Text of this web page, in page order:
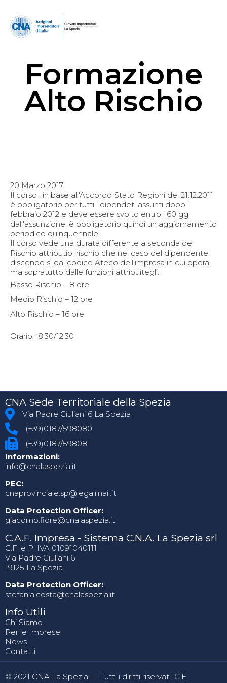
Formazione
Alto Rischio
20 Marzo 2017
Il corso , in base all'Accordo Stato Regioni del 21.12.2011
è obbligatorio per tutti i dipendeti assunti dopo il
febbraio 2012 e deve essere svolto entro i 60 gg
dall'assunzione, è obbligatorio quindi un aggiornamento
periodico quinquennale.
Il corso vede una durata differente a seconda del
Rischio attributio, rischio che nel caso del dipendente
discende sì dal codice Ateco dell'impresa in cui opera
ma sopratutto dalle funzioni attribuitegli.
Basso Rischio – 8 ore
Medio Rischio – 12 ore
Alto Rischio – 16 ore
Orario : 8.30/12.30
CNA Sede Territoriale della Spezia
Via Padre Giuliani 6 La Spezia
(+39)0187/598080
(+39)0187/598081
Informazioni:
info@cnalaspezia.it
PEC:
cnaprovinciale.sp@legalmail.it
Data Protection Officer:
giacomo.fiore@cnalaspezia.it
C.A.F. Impresa - Sistema C.N.A. La Spezia srl
C.F. e P. IVA 01091040111
Via Padre Giuliani 6
19125 La Spezia
Data Protection Officer:
stefania.costa@cnalaspezia.it
Info Utili
Chi Siamo
Per le Imprese
News
Contatti
© 2021 CNA La Spezia — Tutti i diritti riservati. C.F.